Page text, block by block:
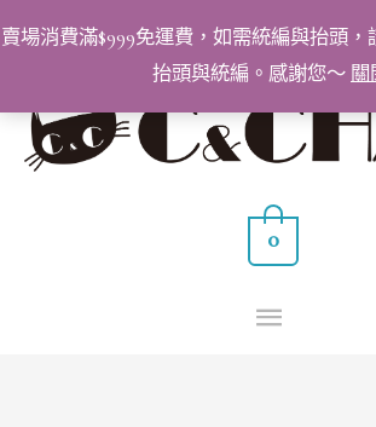
賣場消費滿$999免運費，如需統編與抬頭
抬頭與統編。感謝您～ 關
至
要
選
0